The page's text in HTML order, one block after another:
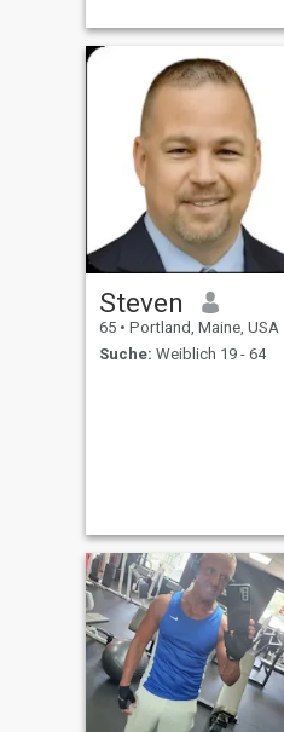
Steven
65 • Portland, Maine, USA
Suche: Weiblich 19 - 64